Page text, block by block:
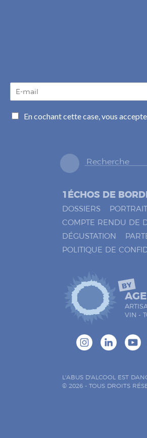
a
C
En cochant cette case, vous
1ÉCHOS DE
DOSSIERS
COMPTE RENDU DE
DÉGUSTATION
POLITIQUE DE
BY
VIN -
L'ABUS D'ALCOOL EST
© 2026 - TOUS DROITS